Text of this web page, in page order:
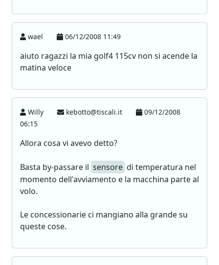
wael 06/12/2008 11:49
aiuto ragazzi la mia golf4 115cv non si acende la
matina veloce
Willy kebotto@tiscali.it
09/12/2008
06:15
Allora cosa vi avevo detto?
Basta by-passare il sensore di temperatura nel
momento dell'avviamento e la macchina parte al
volo.
Le concessionarie ci mangiano alla grande su
queste cose.